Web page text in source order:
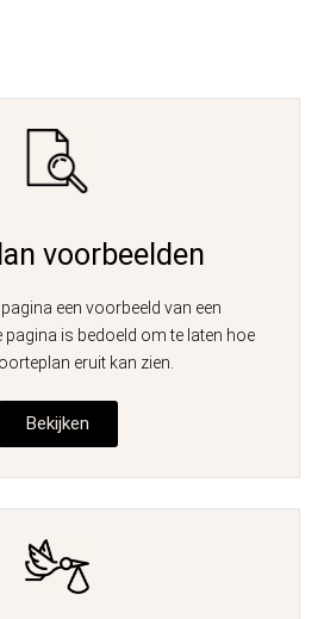
voorbeelden
een voorbeeld van een
pagina is bedoeld om te laten hoe
eruit kan zien.
Bekijken